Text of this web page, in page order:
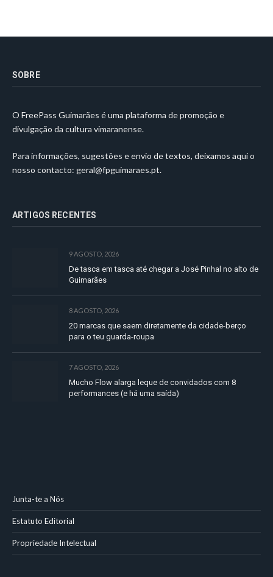
SOBRE
O FreePass Guimarães é uma plataforma de promoção e
divulgação da cultura vimaranense.
Para informações, sugestões e envio de textos, deixamos aqui o
nosso contacto: geral@fpguimaraes.pt.
ARTIGOS RECENTES
9 AGOSTO, 2026
De tasca em tasca até chegar a José Pinhal no alto de
Guimarães
8 AGOSTO, 2026
20 marcas que saem diretamente da cidade-berço
para o teu guarda-roupa
7 AGOSTO, 2026
Mucho Flow alarga leque de convidados com 8
performances (e há uma saída)
Junta-te a Nós
Estatuto Editorial
Propriedade Intelectual